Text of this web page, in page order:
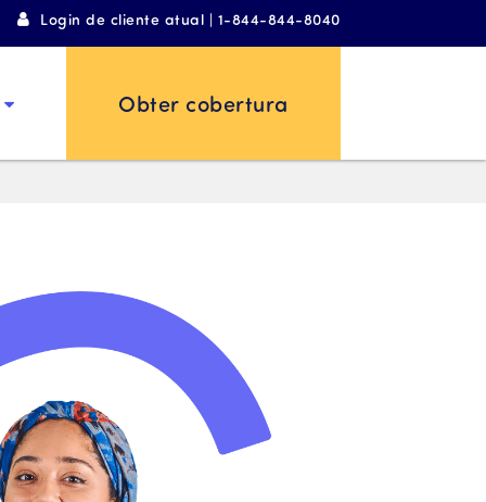
Login de cliente atual | 1-844-844-8040
Obter cobertura